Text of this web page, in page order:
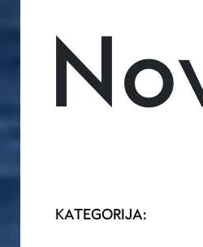
KATEGORIJA: